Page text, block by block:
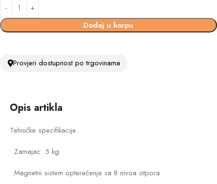
Dodaj u korpu
Provjeri dostupnost po trgovinama
Opis artikla
Tehničke specifikacije:
• Zamajac: 5 kg
• Magnetni sistem opterećenja sa 8 nivoa otpora.